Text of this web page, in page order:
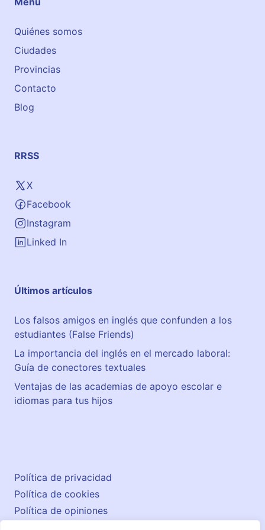
a
d
u
c
i
Quiénes somos
Ciudades
Provincias
Contacto
Blog
RRSS
X
Facebook
Instagram
Linked In
Últimos artículos
Los falsos amigos en inglés que confunden a los
estudiantes (False Friends)
La importancia del inglés en el mercado laboral:
Guía de conectores textuales
Ventajas de las academias de apoyo escolar e
idiomas para tus hijos
Política de privacidad
Política de cookies
Política de opiniones